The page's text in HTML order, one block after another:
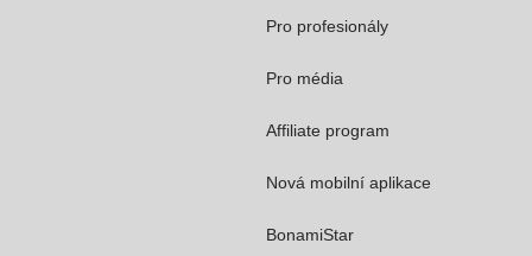
Pro profesionály
Pro média
Affiliate program
Nová mobilní aplikace
BonamiStar